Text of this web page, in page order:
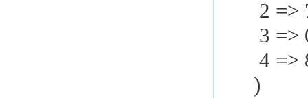
2 =>
3 =>
4 =>
)